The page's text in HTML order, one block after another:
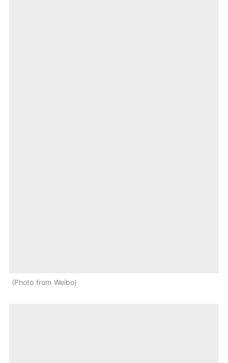
Photo from Weibo